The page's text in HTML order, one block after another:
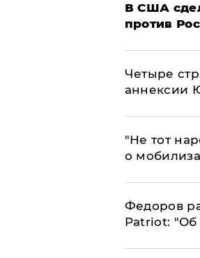
В США
против
Четыре
аннексии
​"Не тот
о
Федоров
Patriot: "Об